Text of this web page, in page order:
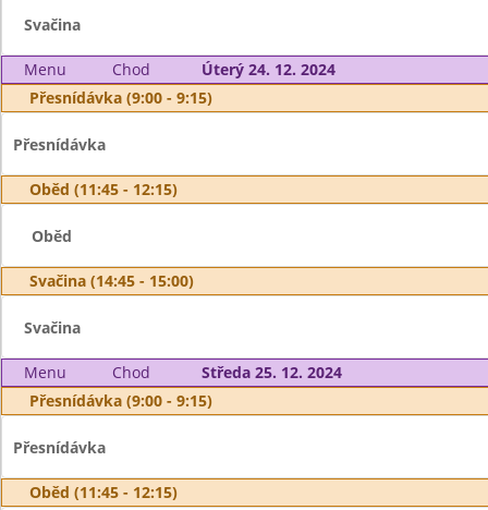
Svačina
Menu Chod
Úterý 24. 12. 2024
Přesnídávka (9:00 - 9:15)
Přesnídávka
Oběd (11:45 - 12:15)
Oběd
Svačina (14:45 - 15:00)
Svačina
Menu Chod
Středa 25. 12. 2024
Přesnídávka (9:00 - 9:15)
Přesnídávka
Oběd (11:45 - 12:15)